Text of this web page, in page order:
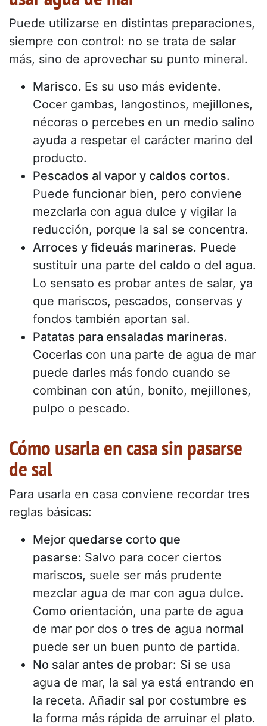
Puede utilizarse en distintas preparaciones,
siempre con control: no se trata de salar
más, sino de aprovechar su punto mineral.
Marisco. Es su uso más evidente.
Cocer gambas, langostinos, mejillones,
nécoras o percebes en un medio salino
ayuda a respetar el carácter marino del
producto.
Pescados al vapor y caldos cortos.
Puede funcionar bien, pero conviene
mezclarla con agua dulce y vigilar la
reducción, porque la sal se concentra.
Arroces y fideuás marineras. Puede
sustituir una parte del caldo o del agua.
Lo sensato es probar antes de salar, ya
que mariscos, pescados, conservas y
fondos también aportan sal.
Patatas para ensaladas marineras.
Cocerlas con una parte de agua de mar
puede darles más fondo cuando se
combinan con atún, bonito, mejillones,
pulpo o pescado.
Cómo usarla en casa sin pasarse
de sal
Para usarla en casa conviene recordar tres
reglas básicas:
Mejor quedarse corto que
pasarse: Salvo para cocer ciertos
mariscos, suele ser más prudente
mezclar agua de mar con agua dulce.
Como orientación, una parte de agua
de mar por dos o tres de agua normal
puede ser un buen punto de partida.
No salar antes de probar: Si se usa
agua de mar, la sal ya está entrando en
la receta. Añadir sal por costumbre es
la forma más rápida de arruinar el plato.